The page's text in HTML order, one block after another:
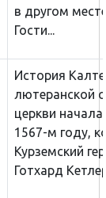
в другом
Гости...
История
лютеранской
церкви
1567-м году,
Курземский
Готхард